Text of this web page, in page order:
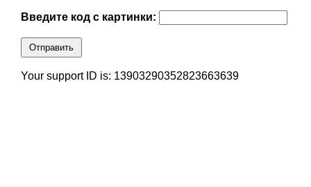
Введите код с картинки:
Отправить
Your support ID is: 13903290352823663639